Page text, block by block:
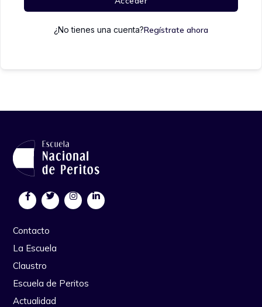
¿No tienes una cuenta?Regístrate ahora
Contacto
La Escuela
Claustro
Escuela de Peritos
Actualidad